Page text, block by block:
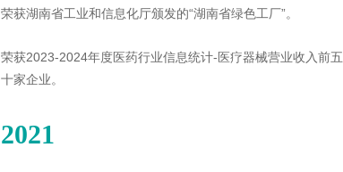
荣获湖南省工业和信息化厅颁发的“湖南省绿色工厂”。
荣获2023-2024年度医药行业信息统计-医疗器械营业收入前五
十家企业。
2021